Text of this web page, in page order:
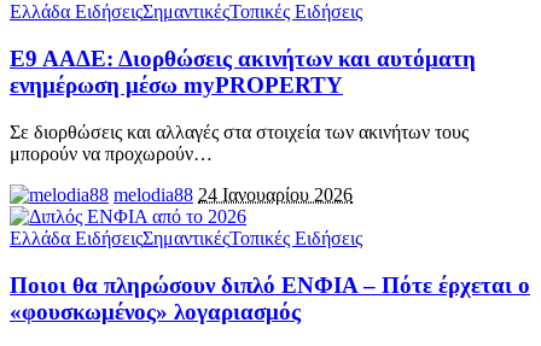
Ελλάδα ΕιδήσειςΣημαντικέςΤοπικές Ειδήσεις
Ε9 ΑΑΔΕ: Διορθώσεις ακινήτων και αυτόματη
ενημέρωση μέσω myPROPERTY
Σε διορθώσεις και αλλαγές στα στοιχεία των ακινήτων τους
μπορούν να προχωρούν…
melodia88 24 Ιανουαρίου 2026
Ελλάδα ΕιδήσειςΣημαντικέςΤοπικές Ειδήσεις
Ποιοι θα πληρώσουν διπλό ΕΝΦΙΑ – Πότε έρχεται ο
«φουσκωμένος» λογαριασμός